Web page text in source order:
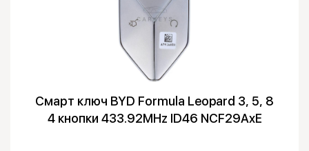
Смарт ключ BYD Formula Leopard 3, 5, 8
4 кнопки 433.92MHz ID46 NCF29AxE